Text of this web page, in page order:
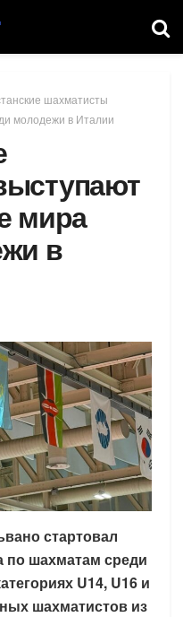
шахматисты
молодежи в Италии
мира
в
стартовал
по шахматам среди
U14, U16 и
шахматистов из